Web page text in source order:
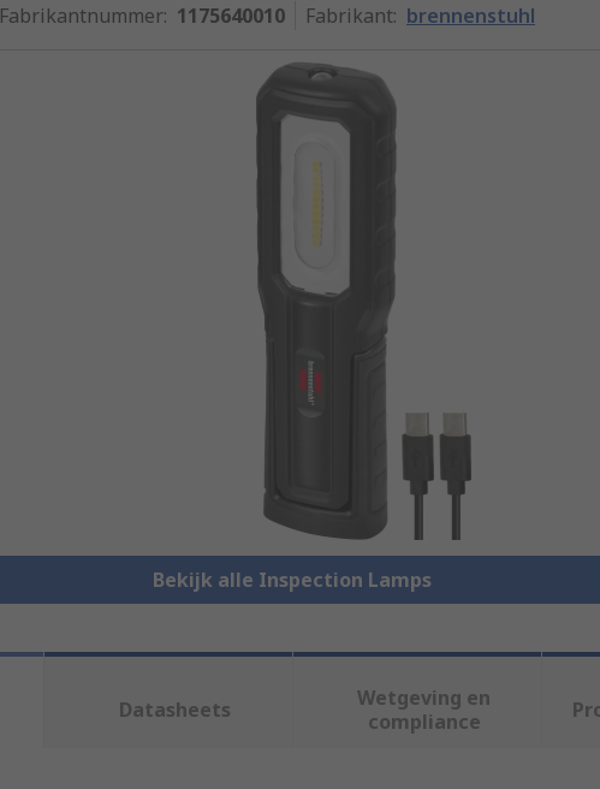
Fabrikantnummer: 1175640010 Fabrikant: brennenstuhl
Bekijk alle Inspection Lamps
Datasheets
Wetgeving en
compliance